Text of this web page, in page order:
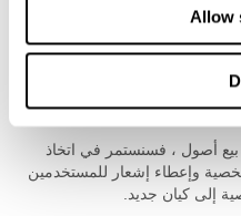
Allow
متأخرًا بعد انتهاء فترة عدم
طوارئ تنطوي على خطر الموت
بيع أصول ، فسنستمر في اتخاذ
وإعطاء إشعار للمستخدمين
إلى كيان جديد.